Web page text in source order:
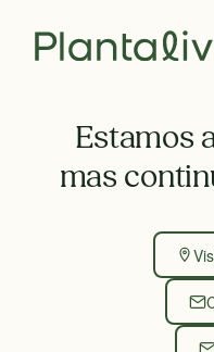
Estamos
mas